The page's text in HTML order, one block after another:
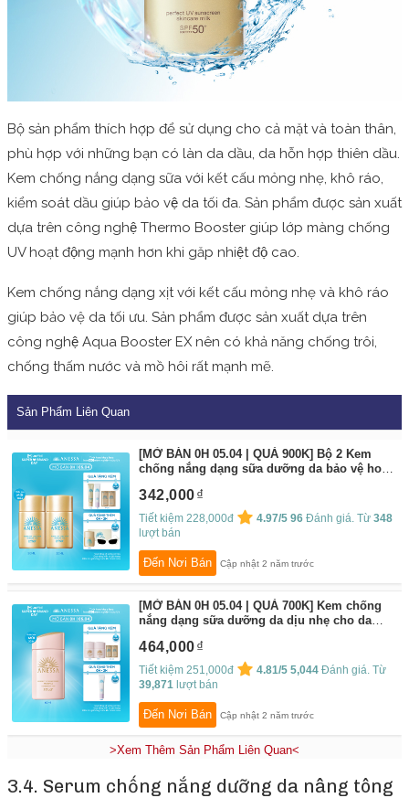
Bộ sản phẩm thích hợp để sử dụng cho cả mặt và toàn thân,
phù hợp với những bạn có làn da dầu, da hỗn hợp thiên dầu.
Kem chống nắng dạng sữa với kết cấu mỏng nhẹ, khô ráo,
kiểm soát dầu giúp bảo vệ da tối đa. Sản phẩm được sản xuất
dựa trên công nghệ Thermo Booster giúp lớp màng chống
UV hoạt động mạnh hơn khi gặp nhiệt độ cao.
Kem chống nắng dạng xịt với kết cấu mỏng nhẹ và khô ráo
giúp bảo vệ da tối ưu. Sản phẩm được sản xuất dựa trên
công nghệ Aqua Booster EX nên có khả năng chống trôi,
chống thấm nước và mồ hôi rất mạnh mẽ.
Sản Phẩm Liên Quan
[MỞ BÁN 0H 05.04 | QUÀ 900K] Bộ 2 Kem
chống nắng dạng sữa dưỡng da bảo vệ hoàn
SPF 50+ PA++++ 20ml
342,000
Tiết kiệm 228,000đ 4.97/5 96 Đánh giá. Từ348
lượt bán
Đến Nơi Bán Cập nhật 2 năm trước
[MỞ BÁN 0H 05.04 | QUÀ 700K] Kem chống
nắng dạng sữa dưỡng da dịu nhẹ cho da
Sunscreen Mild Milk SPF 50+ PA++++ 60ml
By: Anessa
464,000
Tiết kiệm 251,000đ 4.81/5 5,044 Đánh giá. Từ
39,871 lượt bán
Đến Nơi Bán Cập nhật 2 năm trước
>Xem Thêm Sản Phẩm Liên Quan<
3.4. Serum chống nắng dưỡng da nâng tông